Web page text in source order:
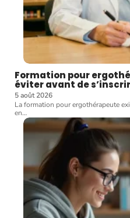
Formation pour
éviter avant de
5 août 2026
La formation pour ergothérapeute
en…